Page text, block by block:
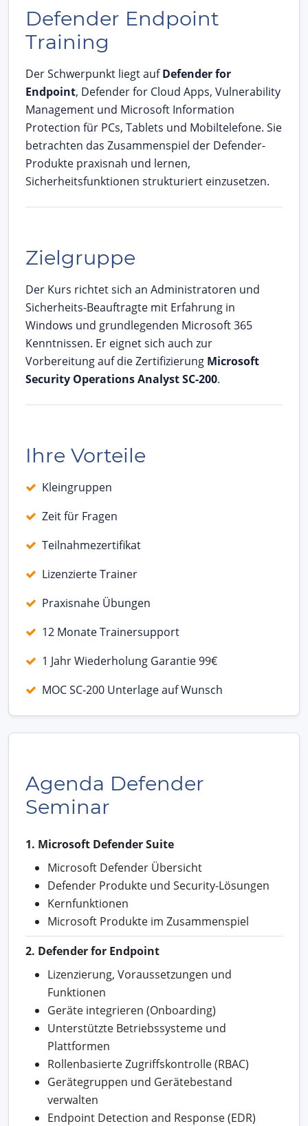
Defender Endpoint
Training
Der Schwerpunkt liegt aufDefender for
Endpoint, Defender for Cloud Apps, Vulnerability
Management und Microsoft Information
Protection für PCs, Tablets und Mobiltelefone. Sie
betrachten das Zusammenspiel der Defender-
Produkte praxisnah und lernen,
Sicherheitsfunktionen strukturiert einzusetzen.
Zielgruppe
Der Kurs richtet sich an Administratoren und
Sicherheits-Beauftragte mit Erfahrung in
Windows und grundlegenden Microsoft 365
Kenntnissen. Er eignet sich auch zur
Vorbereitung auf die Zertifizierung Microsoft
Security Operations Analyst SC-200.
Ihre Vorteile
Kleingruppen
Zeit für Fragen
Teilnahmezertifikat
Lizenzierte Trainer
Praxisnahe Übungen
12 Monate Trainersupport
1 Jahr Wiederholung Garantie 99€
MOC SC-200 Unterlage auf Wunsch
Agenda Defender
Seminar
1. Microsoft Defender Suite
Microsoft Defender Übersicht
Defender Produkte und Security-Lösungen
Kernfunktionen
Microsoft Produkte im Zusammenspiel
2. Defender for Endpoint
Lizenzierung, Voraussetzungen und
Funktionen
Geräte integrieren (Onboarding)
Unterstützte Betriebssysteme und
Plattformen
Rollenbasierte Zugriffskontrolle (RBAC)
Gerätegruppen und Gerätebestand
verwalten
Endpoint Detection and Response (EDR)